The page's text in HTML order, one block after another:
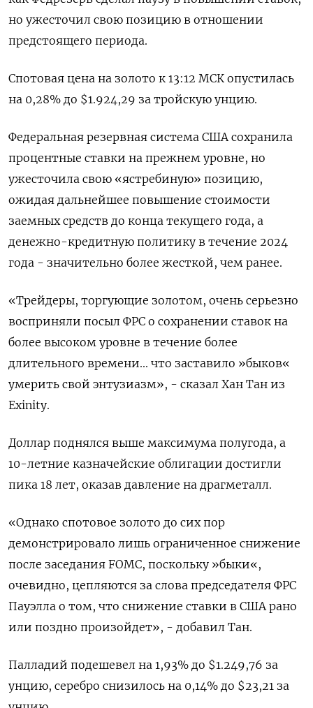
но ужесточил свою позицию в отношении
предстоящего периода.
Спотовая цена на золото к 13:12 МСК опустилась
на 0,28% до $1.924,29​ за тройскую унцию.
Федеральная резервная система США сохранила
процентные ставки на прежнем уровне, но
ужесточила свою «ястребиную» позицию,
ожидая дальнейшее повышение стоимости
заемных средств до конца текущего года, а
денежно-кредитную политику в течение 2024
года - значительно более жесткой, чем ранее.
«Трейдеры, торгующие золотом, очень серьезно
восприняли посыл ФРС о сохранении ставок на
более высоком уровне в течение более
длительного времени... что заставило »быков«
умерить свой энтузиазм», - сказал Хан Тан из
Exinity.
Доллар поднялся выше максимума полугода, а
10-летние казначейские облигации достигли
пика 18 лет, оказав давление на драгметалл.
«Однако спотовое золото до сих пор
демонстрировало лишь ограниченное снижение
после заседания FOMC, поскольку »быки«,
очевидно, цепляются за слова председателя ФРС
Пауэлла о том, что снижение ставки в США рано
или поздно произойдет», - добавил Тан.
Палладий подешевел на 1,93% до $1.249,76​​ за
унцию, серебро снизилось на 0,14% до $23,21​ за